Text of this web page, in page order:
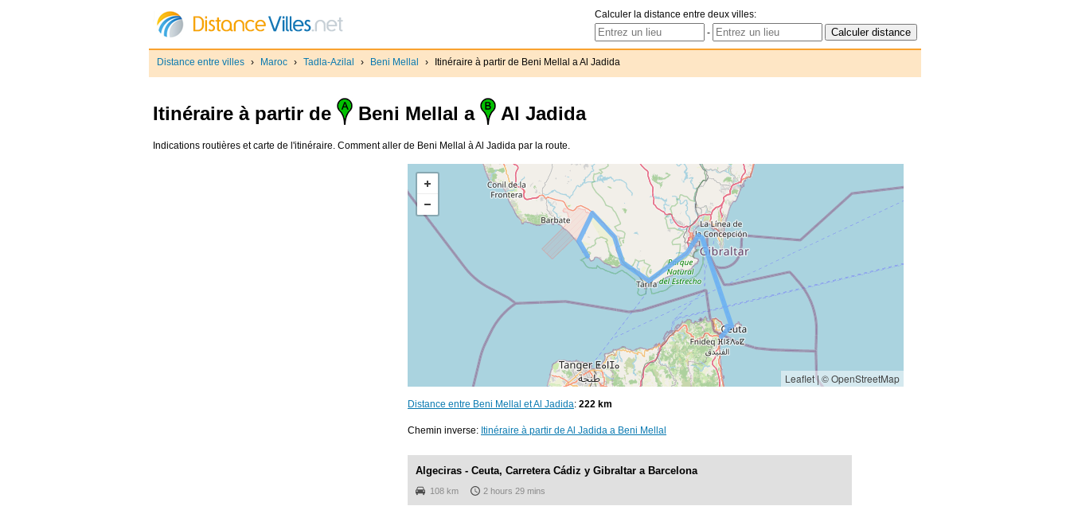
Calculer la distance entre deux villes:
-
Distance entre villes › Maroc › Tadla-Azilal › Beni Mellal › Itinéraire à partir de Beni Mellal a Al Jadida
Itinéraire à partir de Beni Mellal a Al Jadida
Indications routières et carte de l'itinéraire. Comment aller de Beni Mellal à Al Jadida par la route.
Leaflet|© OpenStreetMap
Distance entre Beni Mellal et Al Jadida: 222 km
Chemin inverse: Itinéraire à partir de Al Jadida a Beni Mellal
Algeciras - Ceuta, Carretera Cádiz y Gibraltar a Barcelona
108 km 2 hours 29 mins